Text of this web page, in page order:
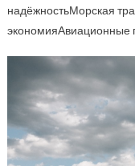
надёжностьМорская
экономияАвиационные